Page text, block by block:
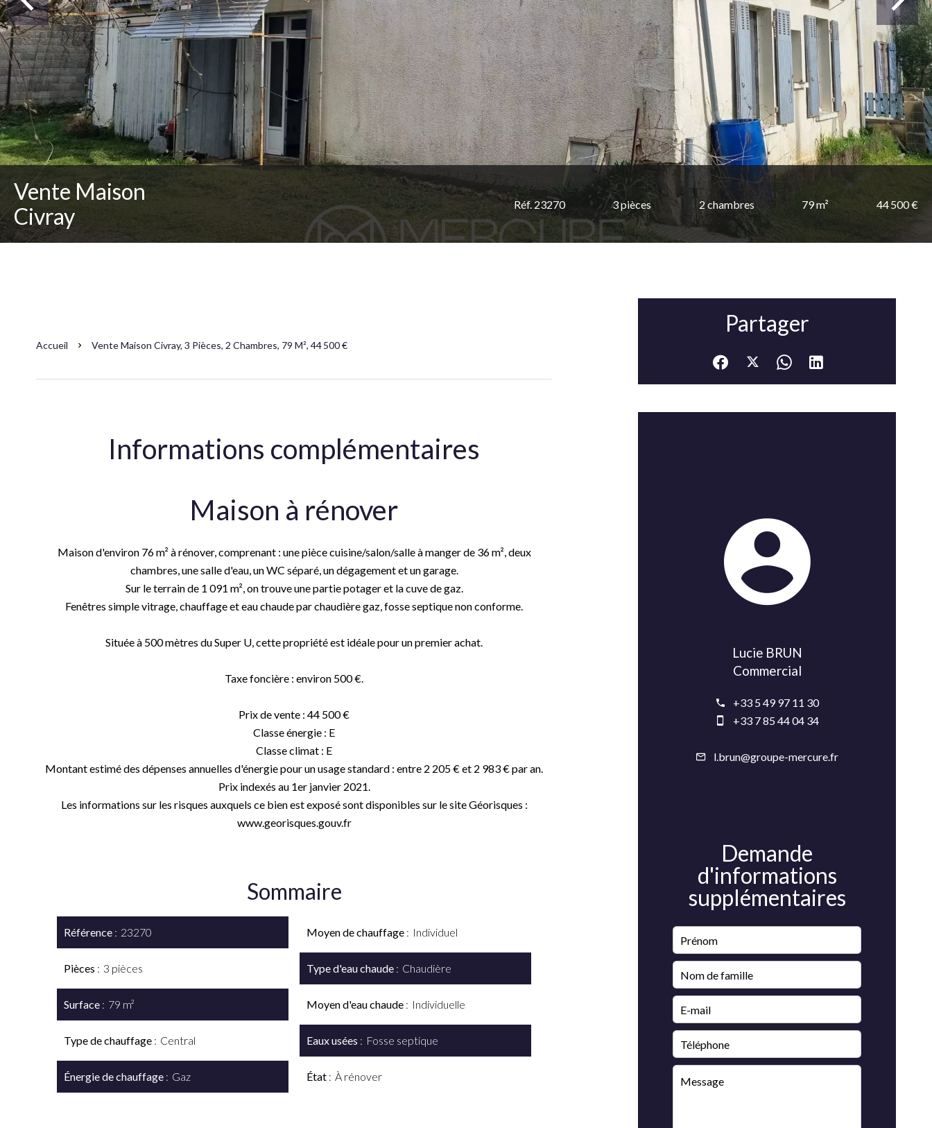
Vente Maison
Civray
Réf. 23270 3 pièces 2 chambres 79 m² 44 500 €
Accueil Vente Maison Civray, 3 Pièces, 2 Chambres, 79 M², 44 500 €
Informations complémentaires
Maison à rénover
Maison d'environ 76 m² à rénover, comprenant : une pièce cuisine/salon/salle à manger de 36 m², deux
chambres, une salle d'eau, un WC séparé, un dégagement et un garage.
Sur le terrain de 1 091 m², on trouve une partie potager et la cuve de gaz.
Fenêtres simple vitrage, chauffage et eau chaude par chaudière gaz, fosse septique non conforme.
Située à 500 mètres du Super U, cette propriété est idéale pour un premier achat.
Taxe foncière : environ 500 €.
Prix de vente : 44 500 €
Classe énergie : E
Classe climat : E
Montant estimé des dépenses annuelles d'énergie pour un usage standard : entre 2 205 € et 2 983 € par an.
Prix indexés au 1er janvier 2021.
Les informations sur les risques auxquels ce bien est exposé sont disponibles sur le site Géorisques :
www.georisques.gouv.fr
Sommaire
Référence 23270
Pièces 3 pièces
Surface 79 m²
Type de chauffage Central
Énergie de chauffage Gaz
Moyen de chauffage Individuel
Type d'eau chaude Chaudière
Moyen d'eau chaude Individuelle
Eaux usées Fosse septique
État À rénover
Partager
Lucie BRUN
Commercial
+33 5 49 97 11 30
+33 7 85 44 04 34
l.brun@groupe-mercure.fr
Demande
d'informations
supplémentaires